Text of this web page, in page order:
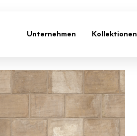
Unternehmen Kollektionen